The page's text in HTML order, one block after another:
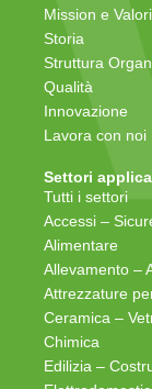
Mission e Valori
Storia
Struttura
Qualità
Innovazione
Lavora con noi
Settori
Tutti i settori
Accessi –
Alimentare
Allevamento –
Attrezzature
Ceramica –
Chimica
Edilizia –